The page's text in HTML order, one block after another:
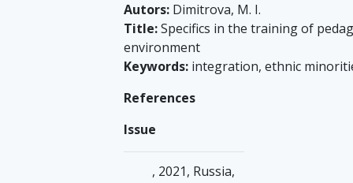
Autors: Dimitrova, M. I.
Title:Specifics in the training of
environment
Keywords: integration, ethnic
References
Issue
, 2021, Russia,